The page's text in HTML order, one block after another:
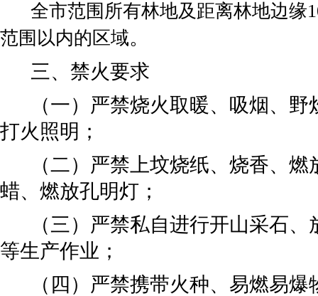
全市范围所有林地及距离林地边缘
范围以内的区域。
三、禁火要求
（一） 严禁烧火取暖、吸烟、野
打火照明；
（二） 严禁上坟烧纸、烧香、燃
蜡、燃放孔明灯；
（三） 严禁私自进行开山采石、
等生产作业；
（四） 严禁携带火种、易燃易爆